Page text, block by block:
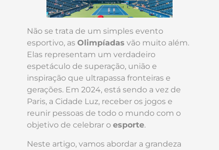
Não se trata de um simples evento
esportivo, as Olimpíadas vão muito além.
Elas representam um verdadeiro
espetáculo de superação, união e
inspiração que ultrapassa fronteiras e
gerações. Em 2024, está sendo a vez de
Paris, a Cidade Luz, receber os jogos e
reunir pessoas de todo o mundo com o
objetivo de celebrar o esporte.
Neste artigo, vamos abordar a grandeza